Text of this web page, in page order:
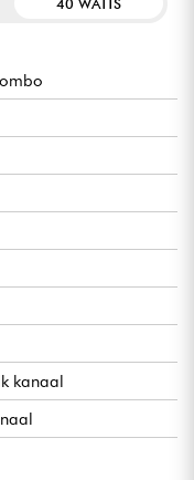
40 WATTS
kanaal
vermogen)
en microfoons